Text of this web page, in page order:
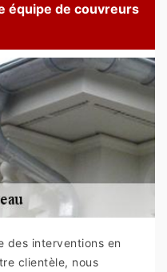
équipe de couvreurs
des interventions en
clientèle, nous